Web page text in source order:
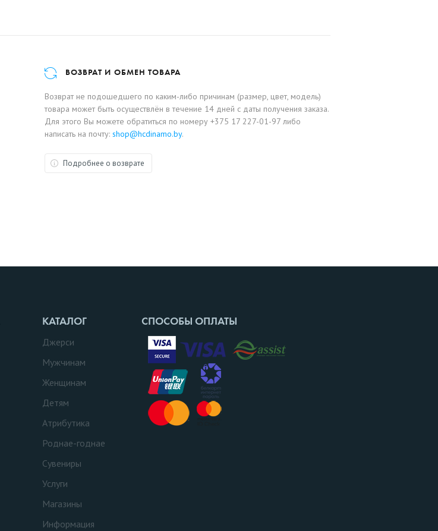
ВОЗВРАТ И ОБМЕН ТОВАРА
Возврат не подошедшего по каким-либо причинам (размер, цвет, модель)
товара может быть осуществлён в течение 14 дней с даты получения заказа.
Для этого Вы можете обратиться по номеру +375 17 227-01-97 либо
написать на почту: shop@hcdinamo.by.
Подробнее о возврате
КАТАЛОГ
Джерси
Мужчинам
Женщинам
Детям
Атрибутика
Роднае-годнае
Сувениры
Услуги
Магазины
Информация
СПОСОБЫ ОПЛАТЫ